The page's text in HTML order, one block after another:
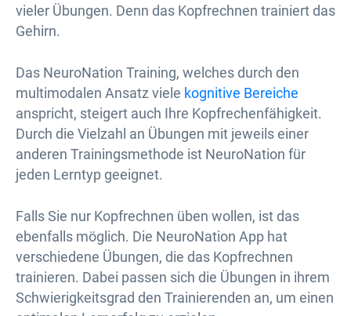
vieler Übungen. Denn das Kopfrechnen trainiert das
Gehirn.
Das NeuroNation Training, welches durch den
multimodalen Ansatz viele kognitive Bereiche
anspricht, steigert auch Ihre Kopfrechenfähigkeit.
Durch die Vielzahl an Übungen mit jeweils einer
anderen Trainingsmethode ist NeuroNation für
jeden Lerntyp geeignet.
Falls Sie nur Kopfrechnen üben wollen, ist das
ebenfalls möglich. Die NeuroNation App hat
verschiedene Übungen, die das Kopfrechnen
trainieren. Dabei passen sich die Übungen in ihrem
Schwierigkeitsgrad den Trainierenden an, um einen